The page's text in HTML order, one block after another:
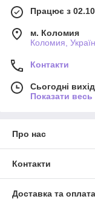
Працює з
м. Коломия
Коломия,
Контакти
Сьогодні
Показати
Про нас
Контакти
Доставка та оплата